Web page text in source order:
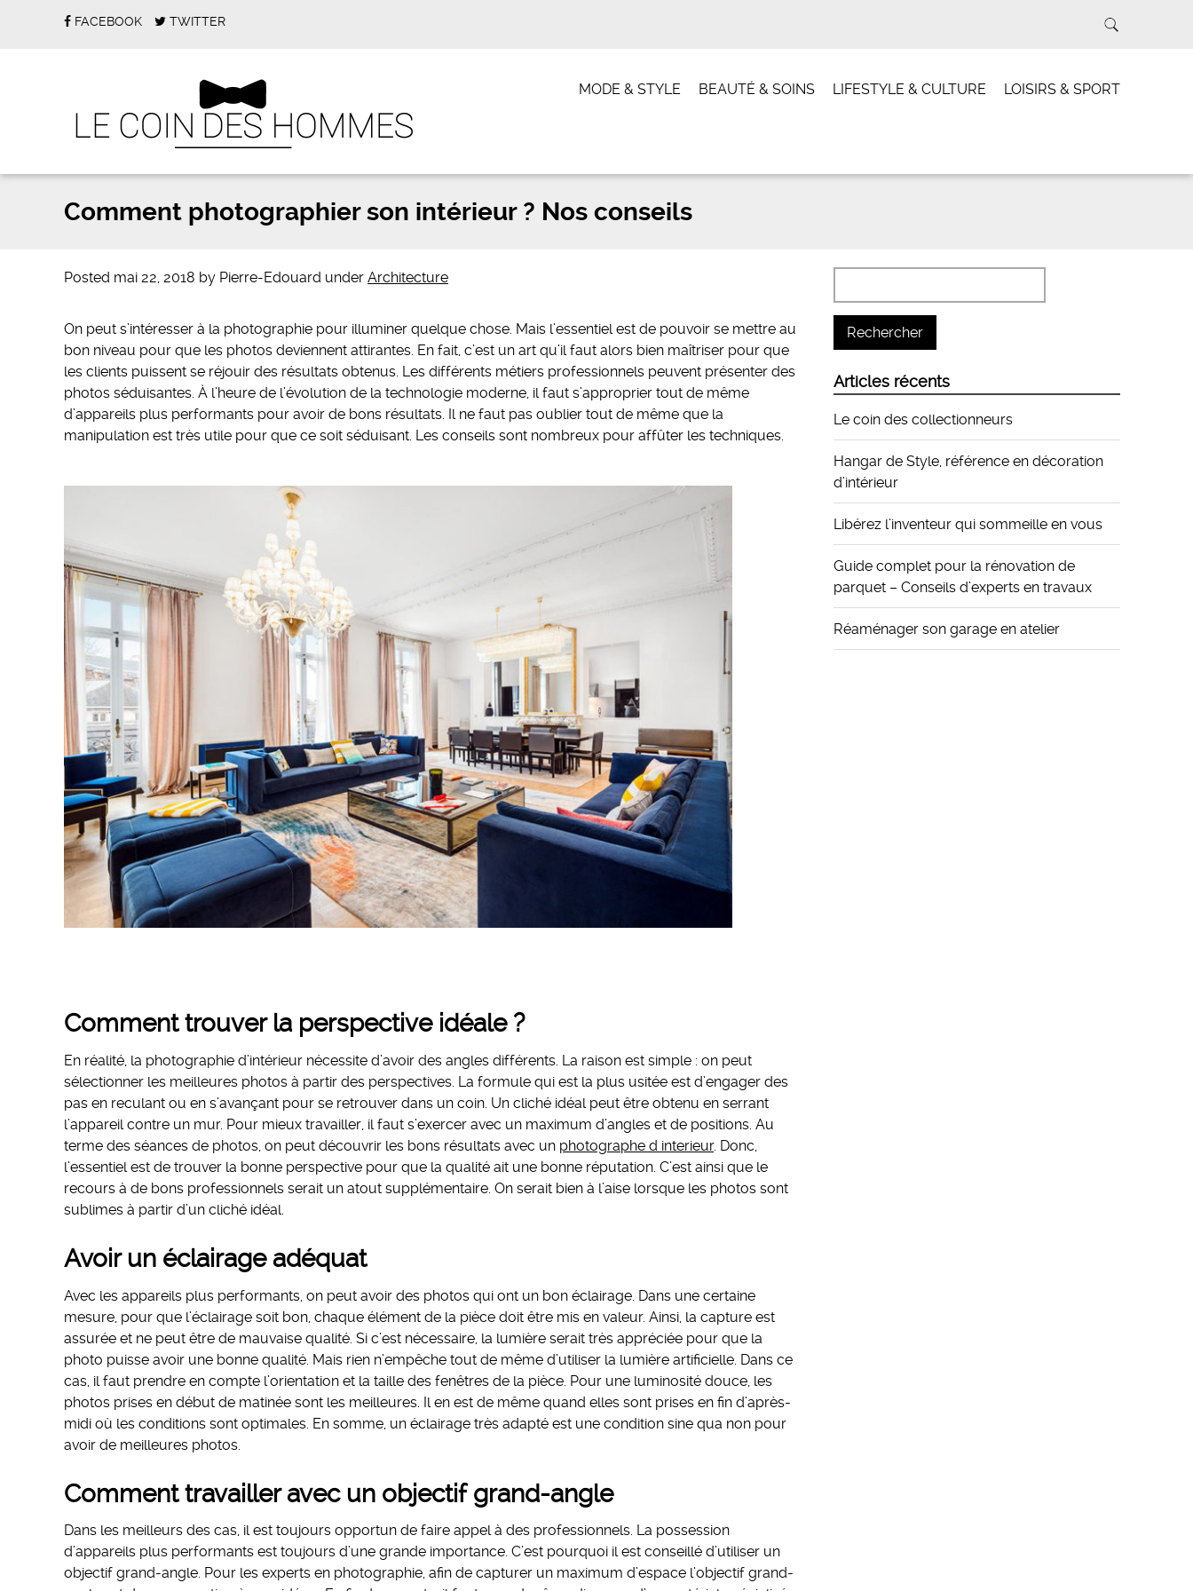
FACEBOOK TWITTER
MODE & STYLE BEAUTÉ & SOINS LIFESTYLE & CULTURE LOISIRS & SPORT
Comment photographier son intérieur ? Nos conseils
Posted mai 22, 2018 by Pierre-Edouard under Architecture
On peut s’intéresser à la photographie pour illuminer quelque chose. Mais l’essentiel est de pouvoir se mettre au
bon niveau pour que les photos deviennent attirantes. En fait, c’est un art qu’il faut alors bien maîtriser pour que
les clients puissent se réjouir des résultats obtenus. Les différents métiers professionnels peuvent présenter des
photos séduisantes. À l’heure de l’évolution de la technologie moderne, il faut s’approprier tout de même
d’appareils plus performants pour avoir de bons résultats. Il ne faut pas oublier tout de même que la
manipulation est très utile pour que ce soit séduisant. Les conseils sont nombreux pour affûter les techniques.
Comment trouver la perspective idéale ?
En réalité, la photographie d’intérieur nécessite d’avoir des angles différents. La raison est simple : on peut
sélectionner les meilleures photos à partir des perspectives. La formule qui est la plus usitée est d’engager des
pas en reculant ou en s’avançant pour se retrouver dans un coin. Un cliché idéal peut être obtenu en serrant
l’appareil contre un mur. Pour mieux travailler, il faut s’exercer avec un maximum d’angles et de positions. Au
terme des séances de photos, on peut découvrir les bons résultats avec un photographe d interieur. Donc,
l’essentiel est de trouver la bonne perspective pour que la qualité ait une bonne réputation. C’est ainsi que le
recours à de bons professionnels serait un atout supplémentaire. On serait bien à l’aise lorsque les photos sont
sublimes à partir d’un cliché idéal.
Avoir un éclairage adéquat
Avec les appareils plus performants, on peut avoir des photos qui ont un bon éclairage. Dans une certaine
mesure, pour que l’éclairage soit bon, chaque élément de la pièce doit être mis en valeur. Ainsi, la capture est
assurée et ne peut être de mauvaise qualité. Si c’est nécessaire, la lumière serait très appréciée pour que la
photo puisse avoir une bonne qualité. Mais rien n’empêche tout de même d’utiliser la lumière artificielle. Dans ce
cas, il faut prendre en compte l’orientation et la taille des fenêtres de la pièce. Pour une luminosité douce, les
photos prises en début de matinée sont les meilleures. Il en est de même quand elles sont prises en fin d’après-
midi où les conditions sont optimales. En somme, un éclairage très adapté est une condition sine qua non pour
avoir de meilleures photos.
Comment travailler avec un objectif grand-angle
Dans les meilleurs des cas, il est toujours opportun de faire appel à des professionnels. La possession
d’appareils plus performants est toujours d’une grande importance. C’est pourquoi il est conseillé d’utiliser un
objectif grand-angle. Pour les experts en photographie, afin de capturer un maximum d’espace l’objectif grand-
Articles récents
Le coin des collectionneurs
Hangar de Style, référence en décoration
d’intérieur
Libérez l’inventeur qui sommeille en vous
Guide complet pour la rénovation de
parquet – Conseils d’experts en travaux
Réaménager son garage en atelier